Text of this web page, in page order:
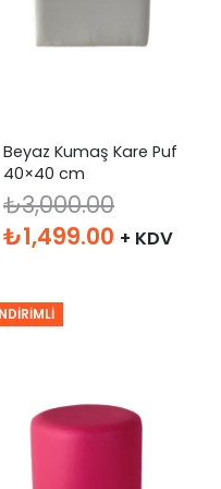
Beyaz Kumaş Kare Puf
40×40 cm
₺3,000.00
Orijinal
₺3,000.00.
₺1,499.00 Şu
+ KDV